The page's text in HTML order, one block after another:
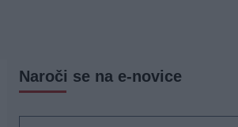
Naroči se na e-novice